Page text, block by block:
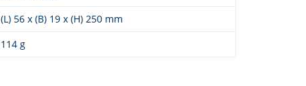
(L) 56 x (B) 19 x (H) 250 mm
114 g